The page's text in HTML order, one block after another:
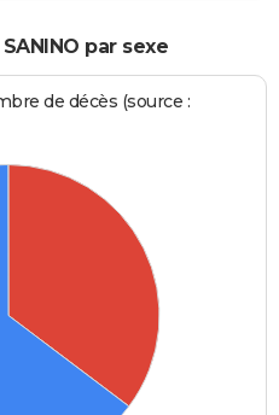
par sexe
de décès (source :